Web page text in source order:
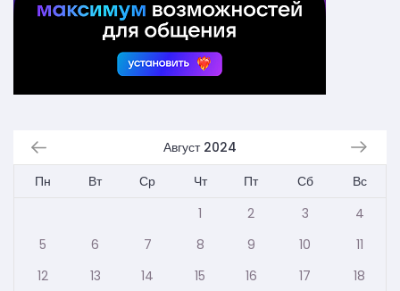
Август 2024
Пн
Вт Ср Чт Пт Сб
Вс
1
2 3
4
5
6 7 8 9 10
11
12
13 14 15 16 17
18